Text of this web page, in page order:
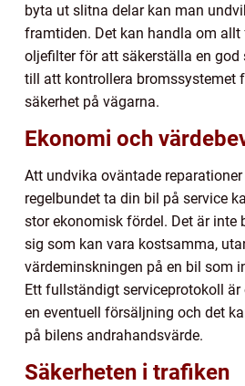
byta ut slitna delar kan man
framtiden. Det kan handla om
oljefilter för att säkerställa en
till att kontrollera bromssystemet
säkerhet på vägarna.
Ekonomi och
Att undvika oväntade
regelbundet ta din bil på service
stor ekonomisk fördel. Det är inte
sig som kan vara kostsamma,
värdeminskningen på en bil som
Ett fullständigt serviceprotokoll
en eventuell försäljning och det
på bilens andrahandsvärde.
Säkerheten i trafiken